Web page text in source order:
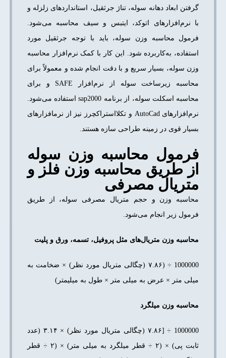
گرفتن ابعاد دهانه سوله، تناژ جرثقیل، استاندارد‌های زلزله و
با نرم‌افزارهای اتوکد، ایتبس و سیف محاسبه می‌شود.
فرمول محاسبه وزن سوله، باید با توجه جرثقیل مورد
استفاده، به‌کاربرده شود. این کار با کمک نرم‌افزار محاسبه
وزن سوله، بسیار سریع و با دقت انجام شده و معمولاً برای
محاسبه زیرساخت سوله از نرم‌افزار SAFE و برای
محاسبه اسکلت سوله، از برنامه sap2000 استفاده می‌شود.
نرم‌افزارهای AutoCad و تکلااستراکچرز نیز از نرم­افزارهای
بسیار قوی در زمینه طراحی سازه هستند.
فرمول محاسبه وزن سوله
از طریق محاسبه وزن فلز و
متریال مصرفی
محاسبه وزن و حجم متریال مصرفی سوله، از طریق
فرمول زیر انجام می‌شود.
محاسبه وزن متریال­‌های مثل پروفیل، تسمه، ورق و پلیت
1000000 ÷ (۷.۸۶ (چگالی متریال مورد نظر) × ضخامت به
میلی متر × عرض به میلی متر × طول به میلی­متر)
محاسبه وزن میلگرد
1000000 ÷ [۷.۸۶ (چگالی متریال مورد نظر) × ۳.۱۴ (عدد
ثابت پی) × (۲ ÷ قطر میلگرد به میلی متر) × (۲ ÷ قطر